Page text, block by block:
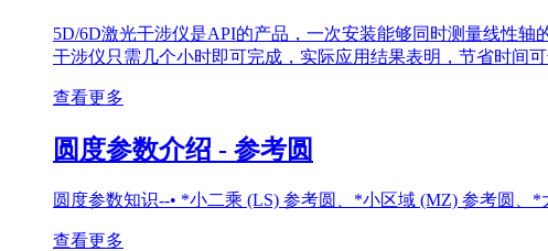
5D/6D激光干涉仪是API的产品，一次安装能够同时测量线性
干涉仪只需几个小时即可完成，实际应用结果表明，节省时间可
查看更多
圆度参数介绍 - 参考圆
圆度参数知识--• *小二乘 (LS) 参考圆、*小区域 (MZ) 参考圆、
查看更多